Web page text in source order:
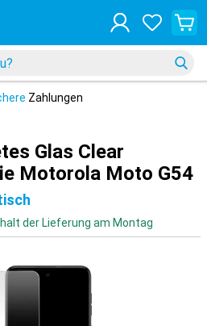
Zahlungen
Glas Clear
Motorola Moto G54
der Lieferung am Montag